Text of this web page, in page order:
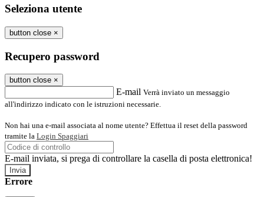
Seleziona utente
button close ×
Recupero password
button close ×
E-mail Verrà inviato un messaggio
all'indirizzo indicato con le istruzioni necessarie.
Non hai una e-mail associata al nome utente? Effettua il reset della password
tramite la Login Spaggiari
E-mail inviata, si prega di controllare la casella di posta elettronica!
Errore